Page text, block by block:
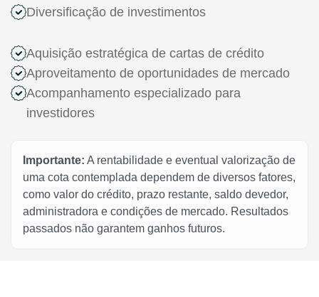
Diversificação de investimentos
Aquisição estratégica de cartas de crédito
Aproveitamento de oportunidades de mercado
Acompanhamento especializado para
investidores
Importante: A rentabilidade e eventual valorização de
uma cota contemplada dependem de diversos fatores,
como valor do crédito, prazo restante, saldo devedor,
administradora e condições de mercado. Resultados
passados não garantem ganhos futuros.